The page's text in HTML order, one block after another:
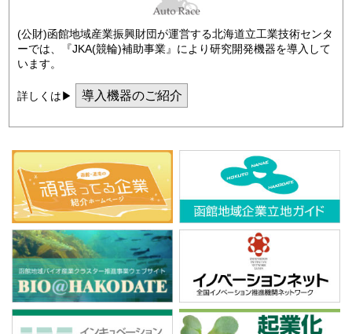
(公財)函館地域産業振興財団が運営する北海道立工業技術センタ
ーでは、『JKA(競輪)補助事業』により研究開発機器を導入して
います。
詳しくは▶ 導入機器のご紹介